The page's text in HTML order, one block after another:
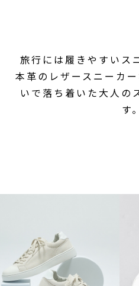
旅行には履きやすいス
本革のレザースニーカ
いで落ち着いた大人の
す。